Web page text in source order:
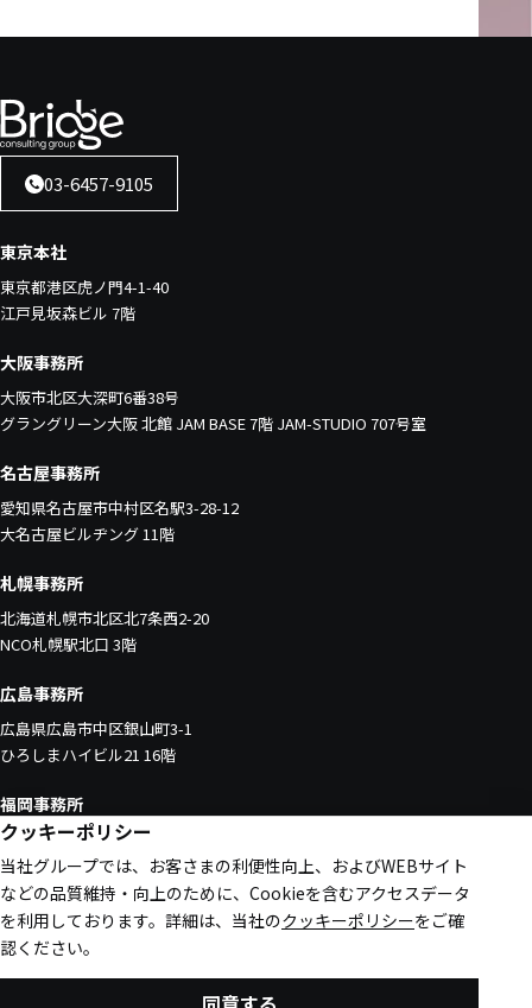
03-6457-9105
東京本社
東京都港区虎ノ門4-1-40
江戸見坂森ビル 7階
大阪事務所
大阪市北区大深町6番38号
グラングリーン大阪 北館 JAM BASE 7階 JAM-STUDIO 707号室
名古屋事務所
愛知県名古屋市中村区名駅3-28-12
大名古屋ビルヂング 11階
札幌事務所
北海道札幌市北区北7条西2-20
NCO札幌駅北口 3階
広島事務所
広島県広島市中区銀山町3-1
ひろしまハイビル21 16階
福岡事務所
福岡県福岡市中央区天神1-4-1
西日本新聞会館 16階
お問い合わせ
クッキーポリシー
当社グループでは、お客さまの利便性向上、およびWEBサイト
などの品質維持・向上のために、Cookieを含むアクセスデータ
を利用しております。 詳細は、当社のクッキーポリシーをご確
認ください。